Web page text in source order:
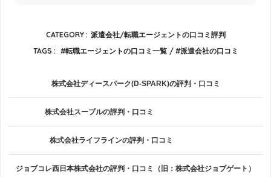
CATEGORY : 派遣会社/転職エージェントの口コミ評判
TAGS :
転職エージェントの口コミ一覧 派遣会社の口コミ
株式会社ディースパーク(D-SPARK)の評判・口コミ
株式会社スープルの評判・口コミ
株式会社ライフラインの評判・口コミ
ジョブコレ西日本株式会社の評判・口コミ（旧：株式会社ジョブゲート）